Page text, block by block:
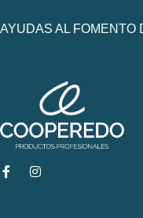
AYUDAS AL FOMENTO